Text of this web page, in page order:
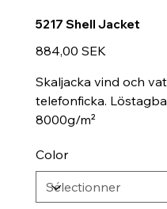
5217 Shell Jacket
Prix
884,00 SEK
Skaljacka vind och
telefonficka.
8000g/m²
Color